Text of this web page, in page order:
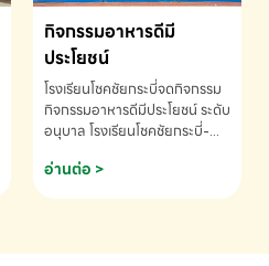
Mental Arithmetic
Competition K2 - ถ้วยรางวัล
รองชนะเลิศอันดับที่ 2 Mental
K2(Grop) โรงเรียนโชคชัยกระบี่-
สอบถามข้อมูลเพิ่มเติม โทร.
075-691910
กิจกรรมอาหารดีมี
ประโยชน์
โรงเรียนโชคชัยกระบี่จดกิจกรรม
กิจกรรมอาหารดีมีประโยชน์ ระดับ
อนุบาล โรงเรียนโชคชัยกระบี่-
075-691910
อ่านต่อ >